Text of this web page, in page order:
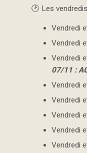
🕑​ Les
Vendredi
Vendredi
Vendredi
07/11 :
Vendredi
Vendredi
Vendredi
Vendredi
Vendredi